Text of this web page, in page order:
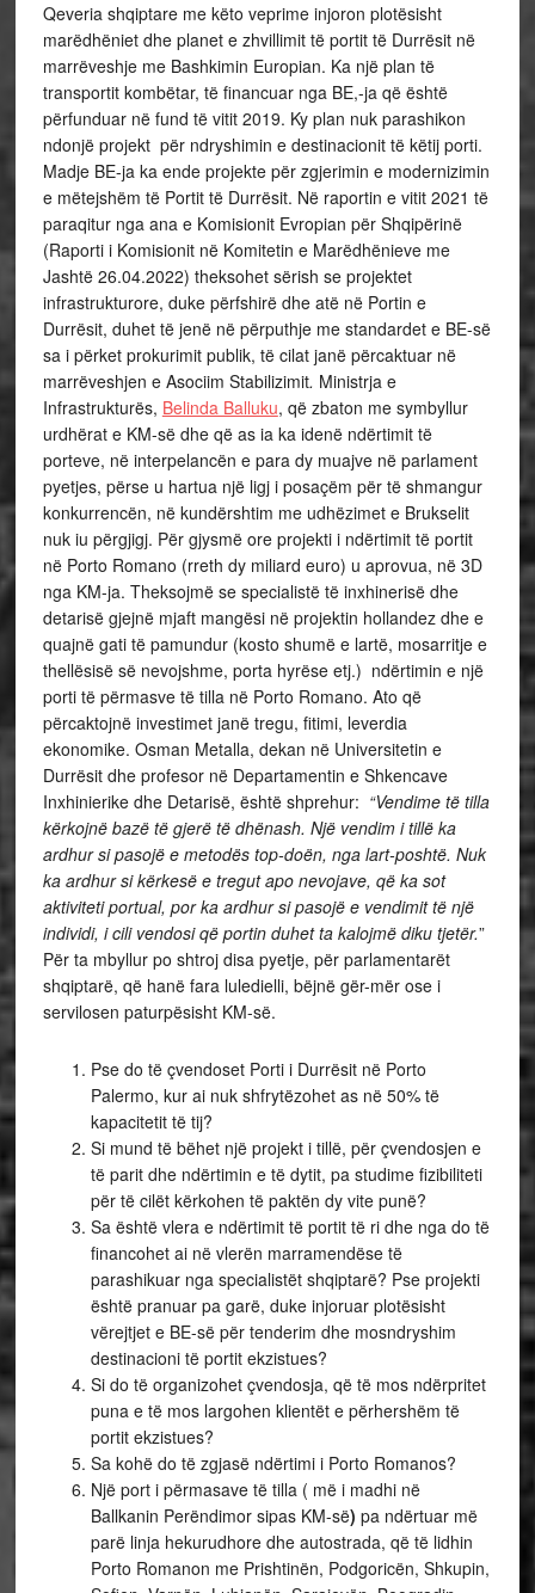
Qeveria shqiptare me këto veprime injoron plotësisht
marëdhëniet dhe planet e zhvillimit të portit të Durrësit në
marrëveshje me Bashkimin Europian. Ka një plan të
transportit kombëtar, të financuar nga BE,-ja që është
përfunduar në fund të vitit 2019. Ky plan nuk parashikon
ndonjë projekt për ndryshimin e destinacionit të këtij porti.
Madje BE-ja ka ende projekte për zgjerimin e modernizimin
e mëtejshëm të Portit të Durrësit. Në raportin e vitit 2021 të
paraqitur nga ana e Komisionit Evropian për Shqipërinë
(Raporti i Komisionit në Komitetin e Marëdhënieve me
Jashtë 26.04.2022) theksohet sërish se projektet
infrastrukturore, duke përfshirë dhe atë në Portin e
Durrësit, duhet të jenë në përputhje me standardet e BE-së
sa i përket prokurimit publik, të cilat janë përcaktuar në
marrëveshjen e Asociim Stabilizimit. Ministrja e
Infrastrukturës, Belinda Balluku, që zbaton me symbyllur
urdhërat e KM-së dhe që as ia ka idenë ndërtimit të
porteve, në interpelancën e para dy muajve në parlament
pyetjes, përse u hartua një ligj i posaçëm për të shmangur
konkurrencën, në kundërshtim me udhëzimet e Brukselit
nuk iu përgjigj. Për gjysmë ore projekti i ndërtimit të portit
në Porto Romano (rreth dy miliard euro) u aprovua, në 3D
nga KM-ja. Theksojmë se specialistë të inxhinerisë dhe
detarisë gjejnë mjaft mangësi në projektin hollandez dhe e
quajnë gati të pamundur (kosto shumë e lartë, mosarritje e
thellësisë së nevojshme, porta hyrëse etj.) ndërtimin e një
porti të përmasve të tilla në Porto Romano. Ato që
përcaktojnë investimet janë tregu, fitimi, leverdia
ekonomike. Osman Metalla, dekan në Universitetin e
Durrësit dhe profesor në Departamentin e Shkencave
Inxhinierike dhe Detarisë, është shprehur: “Vendime të tilla
kërkojnë bazë të gjerë të dhënash. Një vendim i tillë ka
ardhur si pasojë e metodës top-doën, nga lart-poshtë. Nuk
ka ardhur si kërkesë e tregut apo nevojave, që ka sot
aktiviteti portual, por ka ardhur si pasojë e vendimit të një
individi, i cili vendosi që portin duhet ta kalojmë diku tjetër.”
Për ta mbyllur po shtroj disa pyetje, për parlamentarët
shqiptarë, që hanë fara luledielli, bëjnë gër-mër ose i
servilosen paturpësisht KM-së.
Pse do të çvendoset Porti i Durrësit në Porto
Palermo, kur ai nuk shfrytëzohet as në 50% të
kapacitetit të tij?
Si mund të bëhet një projekt i tillë, për çvendosjen e
të parit dhe ndërtimin e të dytit, pa studime fizibiliteti
për të cilët kërkohen të paktën dy vite punë?
Sa është vlera e ndërtimit të portit të ri dhe nga do të
financohet ai në vlerën marramendëse të
parashikuar nga specialistët shqiptarë? Pse projekti
është pranuar pa garë, duke injoruar plotësisht
vërejtjet e BE-së për tenderim dhe mosndryshim
destinacioni të portit ekzistues?
Si do të organizohet çvendosja, që të mos ndërpritet
puna e të mos largohen klientët e përhershëm të
portit ekzistues?
Sa kohë do të zgjasë ndërtimi i Porto Romanos?
Një port i përmasave të tilla ( më i madhi në
Ballkanin Perëndimor sipas KM-së) pa ndërtuar më
parë linja hekurudhore dhe autostrada, që të lidhin
Porto Romanon me Prishtinën, Podgoricën, Shkupin,